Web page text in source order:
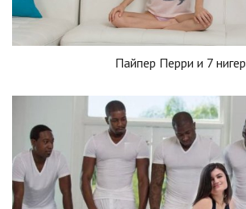
Пайпер Перри и 7 нигер